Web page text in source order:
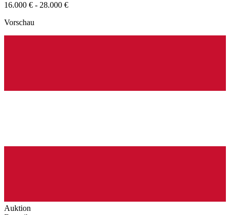
16.000 € - 28.000 €
Vorschau
Auktion